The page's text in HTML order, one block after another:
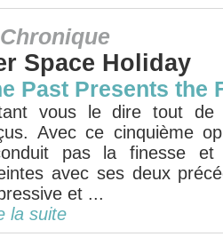
Chronique
Space Holiday
Past Presents the
vous le dire tout de
Avec ce cinquième
pas la finesse
avec ses deux
et ...
la suite